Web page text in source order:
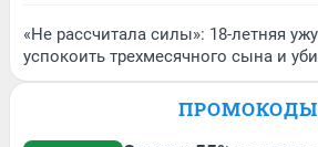
«Не рассчитала силы»: 18-летняя
успокоить трехмесячного сына и
ПРОМОКОДЫ